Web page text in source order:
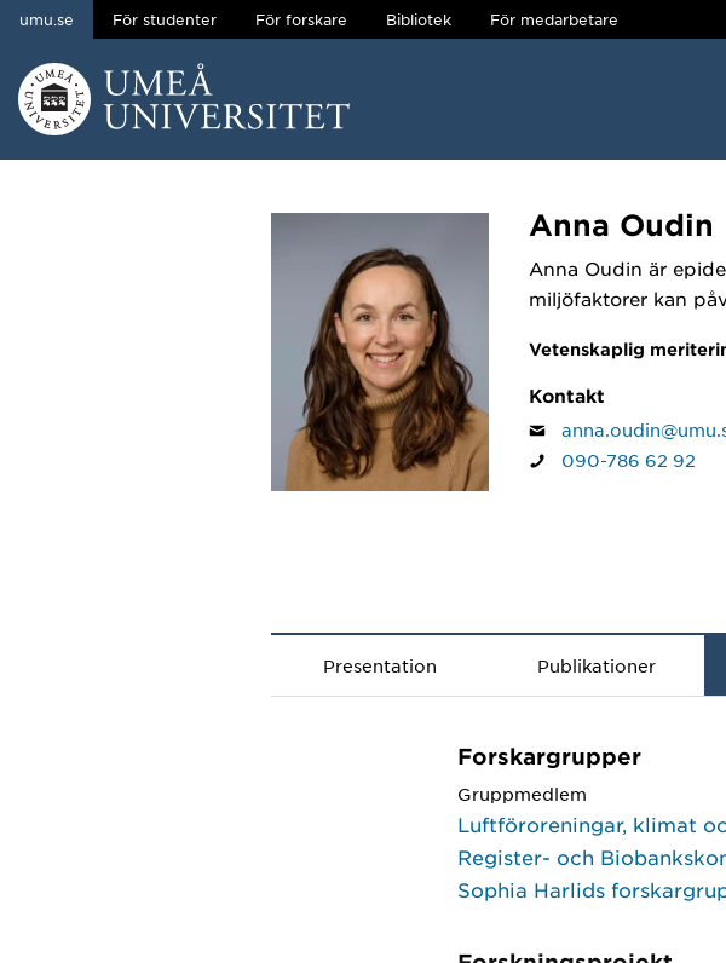
Hoppa direkt till innehållet
umu.se För studenter För forskare Bibliotek För medarbetare
Anna Oudin
Anna Oudin är
miljöfaktorer kan
Vetenskaplig
Kontakt
090-786 62 92
Presentation Publikationer
Forskargrupper
Gruppmedlem
Luftföroreningar, klimat
Register- och
Sophia Harlids